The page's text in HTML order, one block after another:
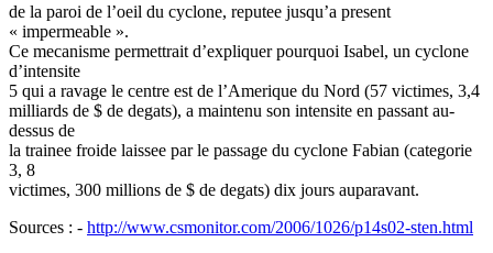
de la paroi de l’oeil du cyclone, reputee jusqu’a present
« impermeable ».
Ce mecanisme permettrait d’expliquer pourquoi Isabel, un cyclone
d’intensite
5 qui a ravage le centre est de l’Amerique du Nord (57 victimes, 3,4
milliards de $ de degats), a maintenu son intensite en passant au-
dessus de
la trainee froide laissee par le passage du cyclone Fabian (categorie
3, 8
victimes, 300 millions de $ de degats) dix jours auparavant.
Sources : - http://www.csmonitor.com/2006/1026/p14s02-sten.html